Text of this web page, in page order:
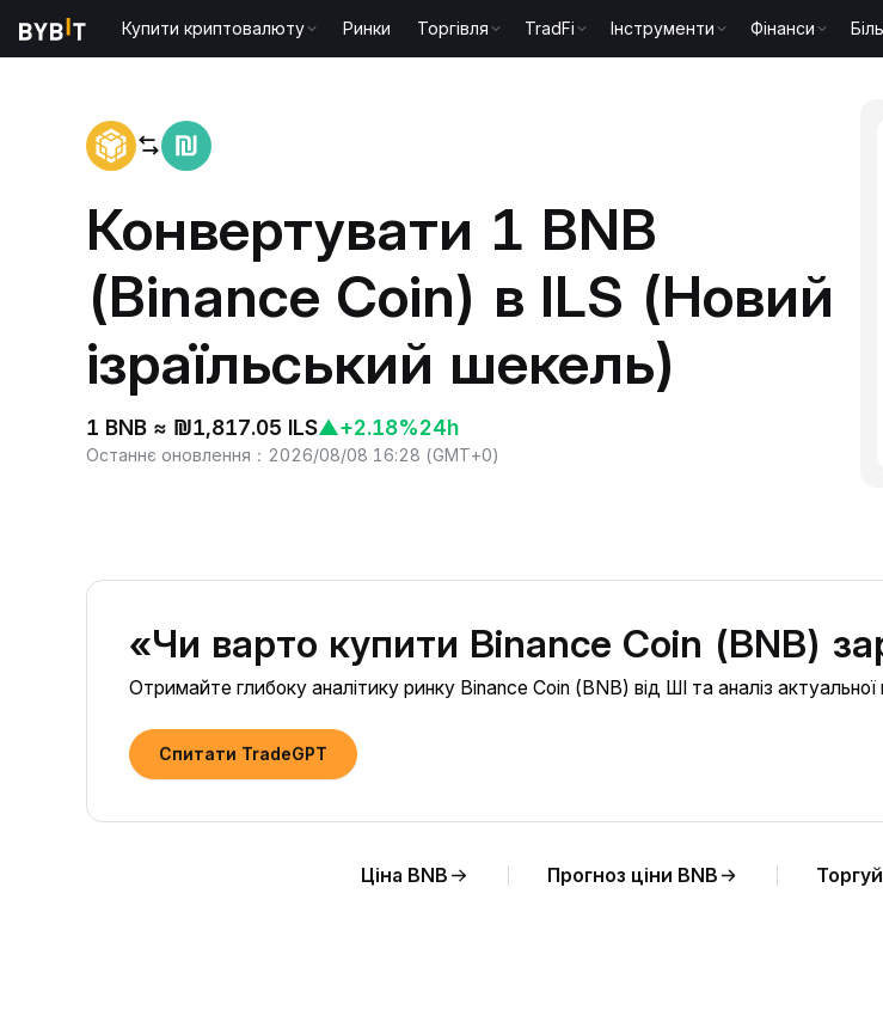
Купити криптовалюту Ринки Торгівля TradFi Інструменти Фінанси
Конвертувати 1 BNB
(Binance Coin) в ILS (Новий
ізраїльський шекель)
1 BNB ≈ ₪1,817.05 ILS▲+2.18%24h
Останнє оновлення ： 2026/08/08 16:28 (GMT+0)
«Чи варто купити Binance Coin (BNB)
Отримайте глибоку аналітику ринку Binance Coin (BNB) від ШІ та аналіз
Спитати TradeGPT
Ціна BNB Прогноз ціни BNB